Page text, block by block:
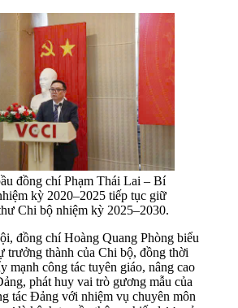
đồng chí Phạm Thái Lai – Bí
kỳ 2020–2025 tiếp tục giữ
Chi bộ nhiệm kỳ 2025–2030.
đồng chí Hoàng Quang Phòng biểu
trưởng thành của Chi bộ, đồng thời
mạnh công tác tuyên giáo, nâng cao
phát huy vai trò gương mẫu của
tác Đảng với nhiệm vụ chuyên môn